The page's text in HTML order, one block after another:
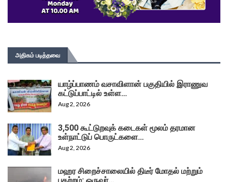
அதிகம் படித்தவை
யாழ்ப்பாணம் வசாவிளான் பகுதியில் இராணுவ
கட்டுப்பாட்டில் உள்ள…
Aug 2, 2026
3,500 கூட்டுறவுக் கடைகள் மூலம் தரமான
உள்நாட்டுப் பொருட்களை…
Aug 2, 2026
மஹர சிறைச்சாலையில் திடீர் மோதல் மற்றும்